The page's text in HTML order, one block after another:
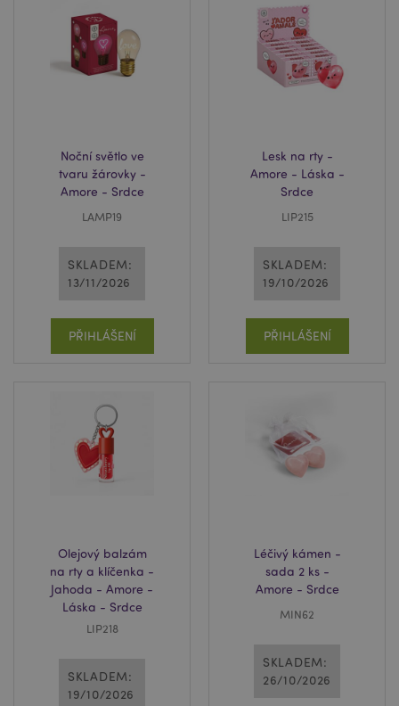
Noční světlo ve
tvaru žárovky -
Amore - Srdce
LAMP19
SKLADEM:
13/11/2026
PŘIHLÁŠENÍ
Lesk na rty -
Amore - Láska -
Srdce
LIP215
SKLADEM:
19/10/2026
PŘIHLÁŠENÍ
Olejový balzám
na rty a klíčenka -
Jahoda - Amore -
Láska - Srdce
LIP218
SKLADEM:
19/10/2026
Léčivý kámen -
sada 2 ks -
Amore - Srdce
MIN62
SKLADEM:
26/10/2026
X-Magento-Vary
Adobe Inc.
www.puckator.cz
recently_viewed_product
Adobe Inc.
www.puckator.cz
recently_compared_product
Adobe Inc.